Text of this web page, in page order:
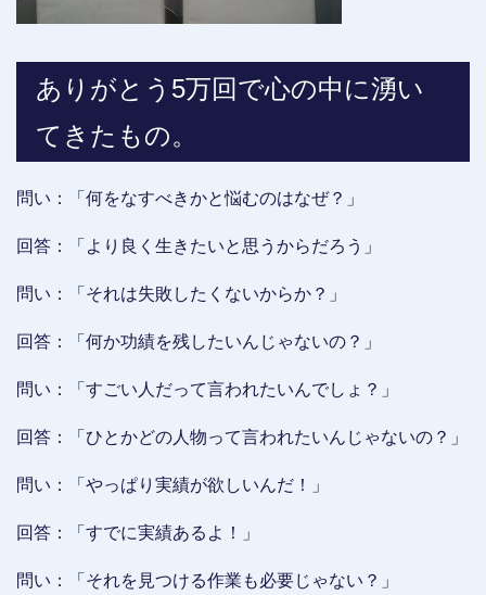
ありがとう5万回で心の中に湧い
てきたもの。
問い：「何をなすべきかと悩むのはなぜ？」
回答：「より良く生きたいと思うからだろう」
問い：「それは失敗したくないからか？」
回答：「何か功績を残したいんじゃないの？」
問い：「すごい人だって言われたいんでしょ？」
回答：「ひとかどの人物って言われたいんじゃないの？」
問い：「やっぱり実績が欲しいんだ！」
回答：「すでに実績あるよ！」
問い：「それを見つける作業も必要じゃない？」